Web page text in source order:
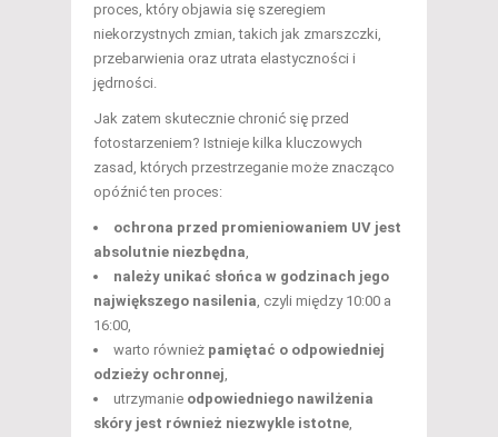
proces, który objawia się szeregiem
niekorzystnych zmian, takich jak zmarszczki,
przebarwienia oraz utrata elastyczności i
jędrności.
Jak zatem skutecznie chronić się przed
fotostarzeniem? Istnieje kilka kluczowych
zasad, których przestrzeganie może znacząco
opóźnić ten proces:
ochrona przed promieniowaniem UV jest
absolutnie niezbędna,
należy unikać słońca w godzinach jego
największego nasilenia, czyli między 10:00 a
16:00,
warto również pamiętać o odpowiedniej
odzieży ochronnej,
utrzymanie odpowiedniego nawilżenia
skóry jest również niezwykle istotne,